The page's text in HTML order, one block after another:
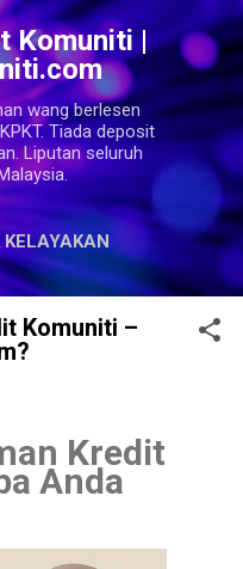
utama
Komuniti |
wang berlesen
Tiada deposit
Liputan seluruh
Komuniti –
Kredit
Anda